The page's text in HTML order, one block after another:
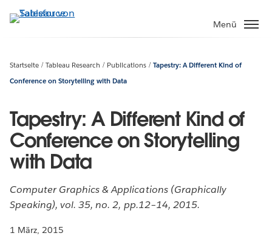
Direkt
zum
Menü
Startseite Tableau Research Publications
Tapestry: A Different Kind of
Conference on Storytelling with Data
Tapestry: A Different Kind of
Conference on Storytelling
with Data
Computer Graphics & Applications (Graphically
Speaking), vol. 35, no. 2, pp.12–14, 2015.
1 März, 2015